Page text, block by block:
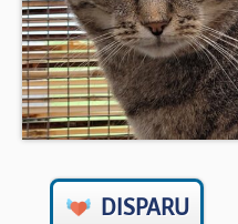
CONTACT
BOUTIQUE
DISPARU